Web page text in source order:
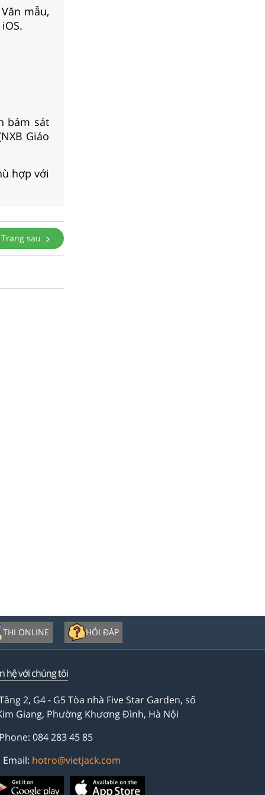
mẫu,
bám sát
Giáo
hợp với
Trang sau
THI ONLINE HỎI ĐÁP
hệ với chúng tôi
2, G4 - G5 Tòa nhà Five Star Garden, số
Giang, Phường Khương Đình, Hà Nội
Phone: 084 283 45 85
Email: hotro@vietjack.com